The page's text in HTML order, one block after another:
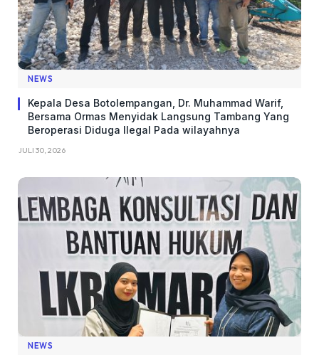
NEWS
Kepala Desa Botolempangan, Dr. Muhammad Warif,
Bersama Ormas Menyidak Langsung Tambang Yang
Beroperasi Diduga Ilegal Pada wilayahnya
JULI 30, 2026
NEWS